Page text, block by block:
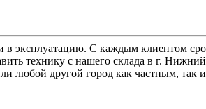
эксплуатацию. С каждым клиентом
технику с нашего склада в г.
любой другой город как частным, так